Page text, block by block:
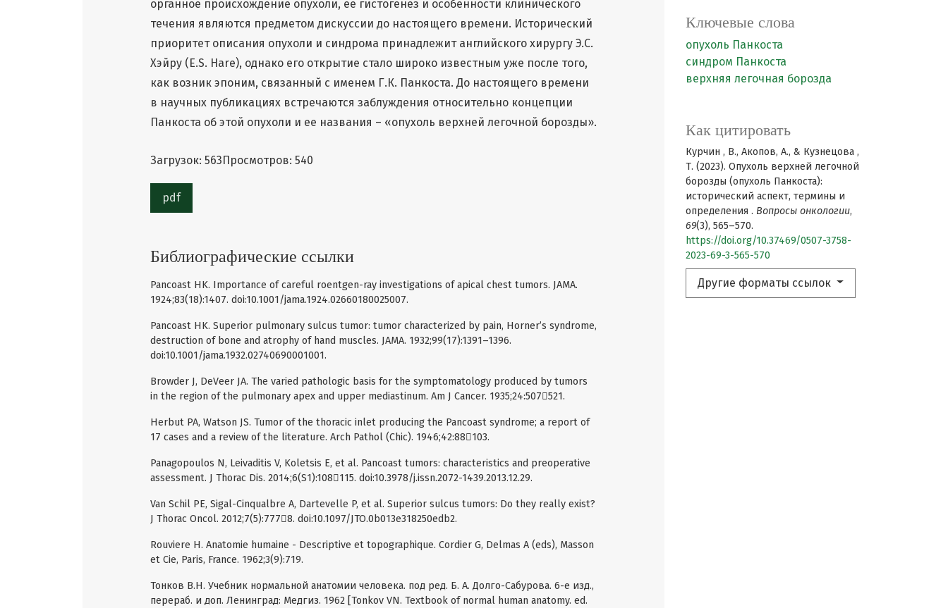
Ключевые слова
опухоль Панкоста
синдром Панкоста
верхняя легочная борозда
Как цитировать
Курчин , В., Акопов, А., & Кузнецова ,
Т. (2023). Опухоль верхней легочной
борозды (опухоль Панкоста):
исторический аспект, термины и
определения . Вопросы онкологии,
69(3), 565–570.
https://doi.org/10.37469/0507-3758-
2023-69-3-565-570
Другие форматы ссылок
органное происхождение опухоли, ее гистогенез и особенности клинического
течения являются предметом дискуссии до настоящего времени. Исторический
приоритет описания опухоли и синдрома принадлежит английского хирургу Э.С.
Хэйру (E.S. Hare), однако его открытие стало широко известным уже после того,
как возник эпоним, связанный с именем Г.К. Панкоста. До настоящего времени
в научных публикациях встречаются заблуждения относительно концепции
Панкоста об этой опухоли и ее названия – «опухоль верхней легочной борозды».
Загрузок: 563Просмотров: 540
pdf
Библиографические ссылки
Pancoast HK. Importance of careful roentgen-ray investigations of apical chest tumors. JAMA.
1924;83(18):1407. doi:10.1001/jama.1924.02660180025007.
Pancoast HK. Superior pulmonary sulcus tumor: tumor characterized by pain, Horner’s syndrome,
destruction of bone and atrophy of hand muscles. JAMA. 1932;99(17):1391–1396.
doi:10.1001/jama.1932.02740690001001.
Browder J, DeVeer JA. The varied pathologic basis for the symptomatology produced by tumors
in the region of the pulmonary apex and upper mediastinum. Am J Cancer. 1935;24:507521.
Herbut PA, Watson JS. Tumor of the thoracic inlet producing the Pancoast syndrome; a report of
17 cases and a review of the literature. Arch Pathol (Chic). 1946;42:88103.
Panagopoulos N, Leivaditis V, Koletsis E, et al. Pancoast tumors: characteristics and preoperative
assessment. J Thorac Dis. 2014;6(S1):108115. doi:10.3978/j.issn.2072-1439.2013.12.29.
Van Schil PE, Sigal-Cinqualbre A, Dartevelle P, et al. Superior sulcus tumors: Do they really exist?
J Thorac Oncol. 2012;7(5):7778. doi:10.1097/JTO.0b013e318250edb2.
Rouviere H. Anatomie humaine - Descriptive et topographique. Cordier G, Delmas A (eds), Masson
et Cie, Paris, France. 1962;3(9):719.
Тонков В.Н. Учебник нормальной анатомии человека. под ред. Б. А. Долго-Сабурова. 6-е изд.,
перераб. и доп. Ленинград: Медгиз. 1962 [Tonkov VN. Textbook of normal human anatomy. ed.